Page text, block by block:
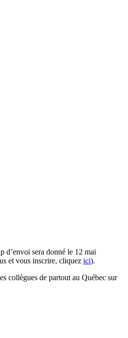
d’envoi sera donné le 12 mai
et vous inscrire, cliquez ici).
collègues de partout au Québec sur